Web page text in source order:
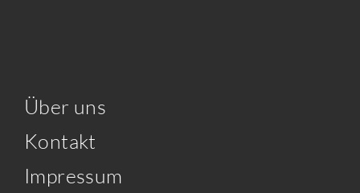
Über uns
Kontakt
Impressum